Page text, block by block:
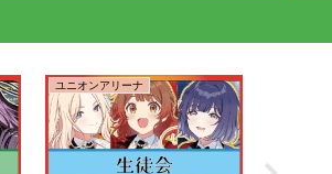
ユニオンアリーナ